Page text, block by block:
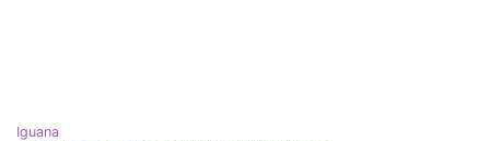
Iguana